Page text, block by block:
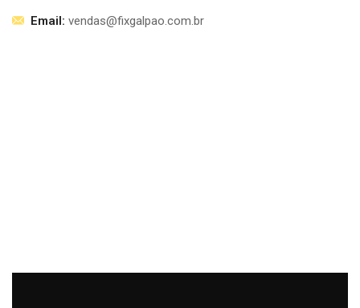
Email: vendas@fixgalpao.com.br